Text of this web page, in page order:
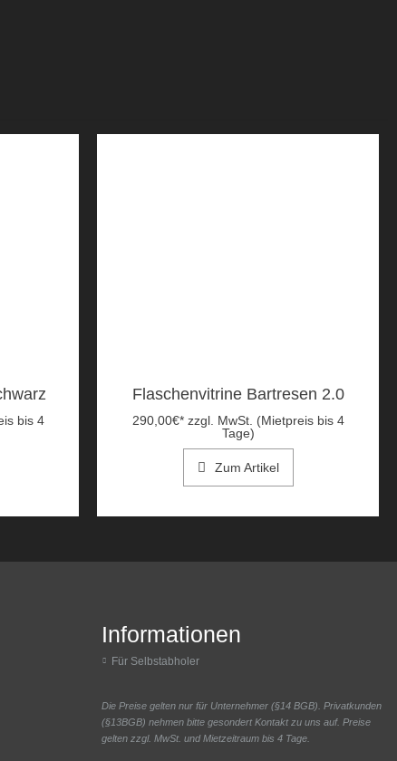
bis 4
Flaschenvitrine Bartresen 2.0
290,00€* zzgl. MwSt. (Mietpreis bis 4
Tage)
Zum Artikel
Informationen
Für Selbstabholer
Die Preise gelten nur für Unternehmer (§14 BGB). Privatkunden
(§13BGB) nehmen bitte gesondert Kontakt zu uns auf. Preise
gelten zzgl. MwSt. und Mietzeitraum bis 4 Tage.